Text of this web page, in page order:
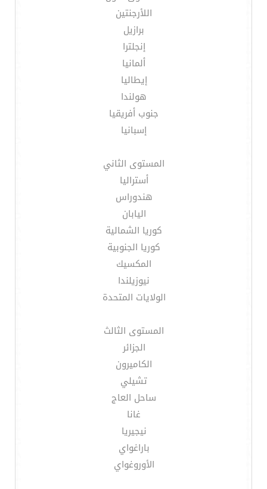
اللأرجنتين
برازيل
إنجلترا
ألمانيا
إيطاليا
هولندا
جنوب أفريقيا
إسبانيا
المستوى الثاني
أستراليا
هندوراس
اليابان
كوريا الشمالية
كوريا الجنوبية
المكسيك
نيوزيلندا
الولايات المتحدة
المستوى الثالث
الجزائر
الكاميرون
تشيلي
ساحل العاج
غانا
نيجيريا
باراغواي
الأوروغواي